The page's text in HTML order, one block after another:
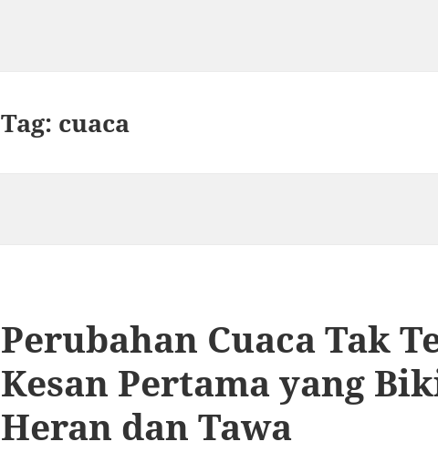
Tag: cuaca
Perubahan Cuaca Tak
Kesan Pertama yang
Heran dan Tawa